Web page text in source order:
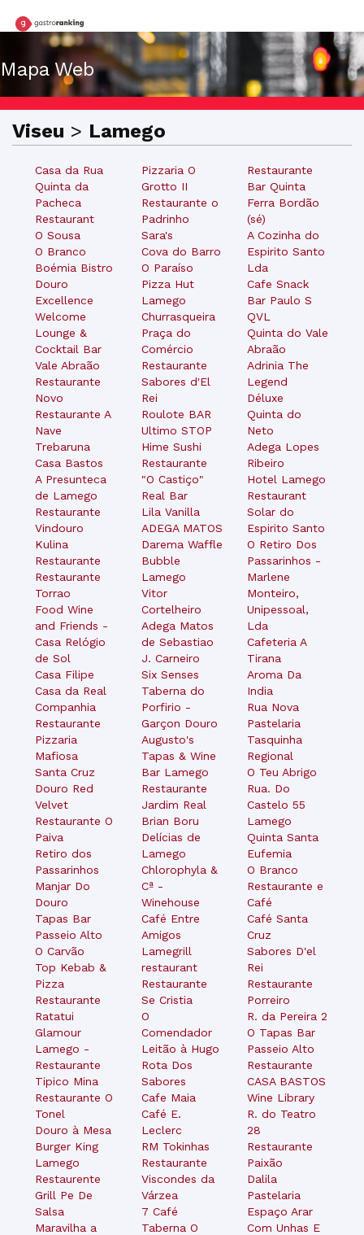
Mapa Web
Viseu > Lamego
Casa da Rua
Quinta da
Pacheca
Restaurant
O Sousa
O Branco
Boémia Bistro
Douro
Excellence
Welcome
Lounge &
Cocktail Bar
Vale Abraão
Restaurante
Novo
Restaurante A
Nave
Trebaruna
Casa Bastos
A Presunteca
de Lamego
Restaurante
Vindouro
Kulina
Restaurante
Restaurante
Torrao
Food Wine
and Friends -
Casa Relógio
de Sol
Casa Filipe
Casa da Real
Companhia
Restaurante
Pizzaria
Mafiosa
Santa Cruz
Douro Red
Velvet
Restaurante O
Paiva
Retiro dos
Passarinhos
Manjar Do
Douro
Tapas Bar
Passeio Alto
O Carvão
Top Kebab &
Pizza
Restaurante
Ratatui
Glamour
Lamego -
Restaurante
Tipico Mina
Restaurante O
Tonel
Douro à Mesa
Burger King
Lamego
Restaurente
Grill Pe De
Salsa
Maravilha a
Pizzaria O
Grotto II
Restaurante o
Padrinho
Sara's
Cova do Barro
O Paraíso
Pizza Hut
Lamego
Churrasqueira
Praça do
Comércio
Restaurante
Sabores d'El
Rei
Roulote BAR
Ultimo STOP
Hime Sushi
Restaurante
"O Castiço"
Real Bar
Lila Vanilla
ADEGA MATOS
Darema Waffle
Bubble
Lamego
Vitor
Cortelheiro
Adega Matos
de Sebastiao
J. Carneiro
Six Senses
Taberna do
Porfirio -
Garçon Douro
Augusto's
Tapas & Wine
Bar Lamego
Restaurante
Jardim Real
Brian Boru
Delícias de
Lamego
Chlorophyla &
Cª -
Winehouse
Café Entre
Amigos
Lamegrill
restaurant
Restaurante
Se Cristia
O
Comendador
Leitão à Hugo
Rota Dos
Sabores
Cafe Maia
Café E.
Leclerc
RM Tokinhas
Restaurante
Viscondes da
Várzea
7 Café
Taberna O
Restaurante
Bar Quinta
Ferra Bordão
(sé)
A Cozinha do
Espirito Santo
Lda
Cafe Snack
Bar Paulo S
QVL
Quinta do Vale
Abraão
Adrinia The
Legend
Déluxe
Quinta do
Neto
Adega Lopes
Ribeiro
Hotel Lamego
Restaurant
Solar do
Espirito Santo
O Retiro Dos
Passarinhos -
Marlene
Monteiro,
Unipessoal,
Lda
Cafeteria A
Tirana
Aroma Da
India
Rua Nova
Pastelaria
Tasquinha
Regional
O Teu Abrigo
Rua. Do
Castelo 55
Lamego
Quinta Santa
Eufemia
O Branco
Restaurante e
Café
Café Santa
Cruz
Sabores D'el
Rei
Restaurante
Porreiro
R. da Pereira 2
O Tapas Bar
Passeio Alto
Restaurante
CASA BASTOS
Wine Library
R. do Teatro
28
Restaurante
Paixão
Dalila
Pastelaria
Espaço Arar
Com Unhas E